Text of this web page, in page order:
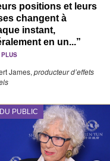
positions et leurs
changent à
instant,
en un...”
James,producteur d’effets
PUBLIC